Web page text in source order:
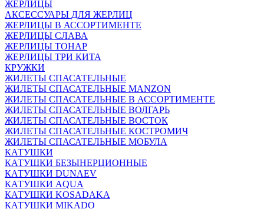
ЖЕРЛИЦЫ
АКСЕССУАРЫ ДЛЯ ЖЕРЛИЦ
ЖЕРЛИЦЫ В АССОРТИМЕНТЕ
ЖЕРЛИЦЫ СЛАВА
ЖЕРЛИЦЫ ТОНАР
ЖЕРЛИЦЫ ТРИ КИТА
КРУЖКИ
ЖИЛЕТЫ СПАСАТЕЛЬНЫЕ
ЖИЛЕТЫ СПАСАТЕЛЬНЫЕ MANZON
ЖИЛЕТЫ СПАСАТЕЛЬНЫЕ В АССОРТИМЕНТЕ
ЖИЛЕТЫ СПАСАТЕЛЬНЫЕ ВОЛГАРЬ
ЖИЛЕТЫ СПАСАТЕЛЬНЫЕ ВОСТОК
ЖИЛЕТЫ СПАСАТЕЛЬНЫЕ КОСТРОМИЧ
ЖИЛЕТЫ СПАСАТЕЛЬНЫЕ МОБУЛА
КАТУШКИ
КАТУШКИ БЕЗЫНЕРЦИОННЫЕ
КАТУШКИ DUNAEV
КАТУШКИ AQUA
КАТУШКИ KOSADAKA
КАТУШКИ MIKADO